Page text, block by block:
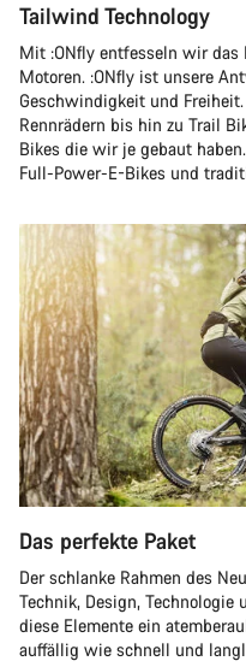
Tailwind Technology
Mit :ONfly entfesseln wir das
Motoren. :ONfly ist unsere
Geschwindigkeit und
Rennrädern bis hin zu Trail
Bikes die wir je gebaut
Full-Power-E-Bikes und
Das perfekte Paket
Der schlanke Rahmen des
Technik, Design, Technologie
diese Elemente ein
auffällig wie schnell und